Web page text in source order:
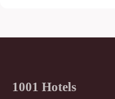
1001 Hotels